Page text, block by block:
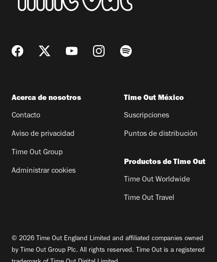
Acerca de nosotros
Contacto
Aviso de privacidad
Time Out Group
Administrar cookies
Time Out México
Suscripciones
Puntos de distribución
Productos de Time Out
Time Out Worldwide
Time Out Travel
© 2026 Time Out England Limited and affiliated companies owned
by Time Out Group Plc. All rights reserved. Time Out is a registered